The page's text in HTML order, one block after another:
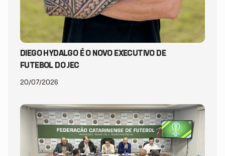
DIEGO HYDALGO É O NOVO EXECUTIVO DE
FUTEBOL DO JEC
20/07/2026